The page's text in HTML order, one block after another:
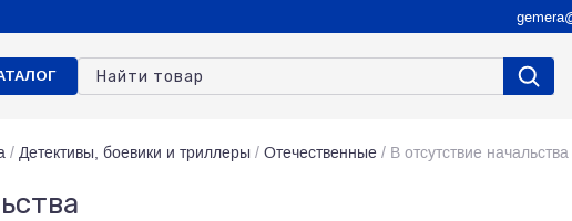
/ Детективы, боевики и триллеры / Отечественные / В отсутствие начальства